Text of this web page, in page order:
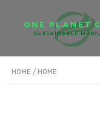
HOME / HOME